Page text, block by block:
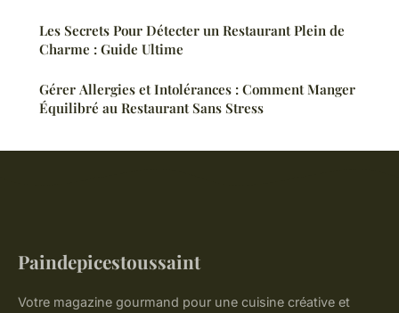
Les Secrets Pour Détecter un Restaurant Plein de
Charme : Guide Ultime
Gérer Allergies et Intolérances : Comment Manger
Équilibré au Restaurant Sans Stress
Paindepicestoussaint
Votre magazine gourmand pour une cuisine créative et